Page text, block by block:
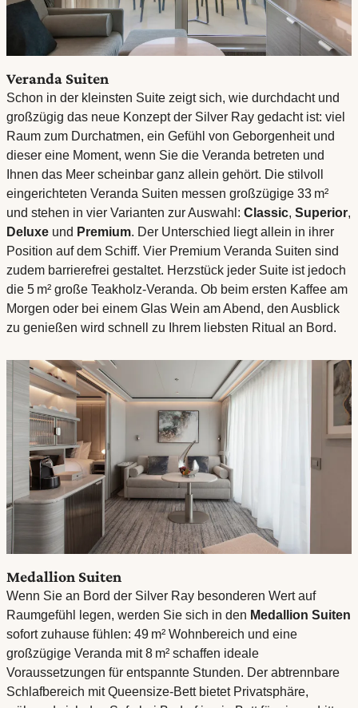
Veranda Suiten
Schon in der kleinsten Suite zeigt sich, wie durchdacht und
großzügig das neue Konzept der Silver Ray gedacht ist: viel
Raum zum Durchatmen, ein Gefühl von Geborgenheit und
dieser eine Moment, wenn Sie die Veranda betreten und
Ihnen das Meer scheinbar ganz allein gehört. Die stilvoll
eingerichteten Veranda Suiten messen großzügige 33 m²
und stehen in vier Varianten zur Auswahl: Classic, Superior,
Deluxe und Premium. Der Unterschied liegt allein in ihrer
Position auf dem Schiff. Vier Premium Veranda Suiten sind
zudem barrierefrei gestaltet. Herzstück jeder Suite ist jedoch
die 5 m² große Teakholz-Veranda. Ob beim ersten Kaffee am
Morgen oder bei einem Glas Wein am Abend, den Ausblick
zu genießen wird schnell zu Ihrem liebsten Ritual an Bord.
Medallion Suiten
Wenn Sie an Bord der Silver Ray besonderen Wert auf
Raumgefühl legen, werden Sie sich in den Medallion Suiten
sofort zuhause fühlen: 49 m² Wohnbereich und eine
großzügige Veranda mit 8 m² schaffen ideale
Voraussetzungen für entspannte Stunden. Der abtrennbare
Schlafbereich mit Queensize-Bett bietet Privatsphäre,